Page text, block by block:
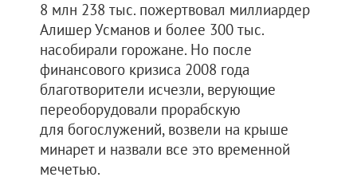
8 млн 238 тыс. пожертвовал миллиардер
Алишер Усманов и более 300 тыс.
насобирали горожане. Но после
финансового кризиса 2008 года
благотворители исчезли, верующие
переоборудовали прорабскую
для богослужений, возвели на крыше
минарет и назвали все это временной
мечетью.